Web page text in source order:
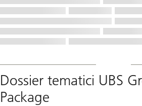
Dossier tematici UBS
Package